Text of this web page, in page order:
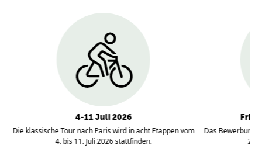
4-11 Juli 2026
Die klassische Tour nach Paris wird in acht Etappen vom
4. bis 11. Juli 2026 stattfinden.
Frist
Das